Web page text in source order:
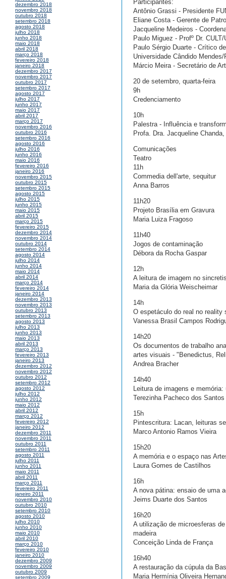
dezembro 2018
novembro 2018
outubro 2018
setembro 2018
agosto 2018
julho 2018
junho 2018
maio 2018
abril 2018
março 2018
fevereiro 2018
janeiro 2018
dezembro 2017
novembro 2017
outubro 2017
setembro 2017
agosto 2017
julho 2017
junho 2017
maio 2017
abril 2017
março 2017
novembro 2016
outubro 2016
setembro 2016
agosto 2016
julho 2016
junho 2016
maio 2016
fevereiro 2016
janeiro 2016
novembro 2015
outubro 2015
setembro 2015
agosto 2015
julho 2015
junho 2015
maio 2015
abril 2015
março 2015
fevereiro 2015
dezembro 2014
novembro 2014
outubro 2014
setembro 2014
agosto 2014
julho 2014
junho 2014
maio 2014
abril 2014
março 2014
fevereiro 2014
janeiro 2014
dezembro 2013
novembro 2013
outubro 2013
setembro 2013
agosto 2013
julho 2013
junho 2013
maio 2013
abril 2013
março 2013
fevereiro 2013
janeiro 2013
dezembro 2012
novembro 2012
outubro 2012
setembro 2012
agosto 2012
julho 2012
junho 2012
maio 2012
abril 2012
março 2012
fevereiro 2012
janeiro 2012
dezembro 2011
novembro 2011
outubro 2011
setembro 2011
agosto 2011
julho 2011
junho 2011
maio 2011
abril 2011
março 2011
fevereiro 2011
janeiro 2011
novembro 2010
outubro 2010
setembro 2010
agosto 2010
julho 2010
junho 2010
maio 2010
abril 2010
março 2010
fevereiro 2010
janeiro 2010
dezembro 2009
novembro 2009
outubro 2009
setembro 2009
Participantes:
Antônio Grassi - Presidente
Eliane Costa - Gerente de
Jacqueline Medeiros -
Paulo Miguez - Profº Dr.
Paulo Sérgio Duarte - Crítico
Universidade Cândido Mendes/
Márcio Meira - Secretário de
20 de setembro, quarta-feira
9h
Credenciamento
10h
Palestra - Influência e
Profa. Dra. Jacqueline
Comunicações
Teatro
11h
Commedia dell'arte, sequitur
Anna Barros
11h20
Projeto Brasília em Gravura
Maria Luiza Fragoso
11h40
Jogos de contaminação
Débora da Rocha Gaspar
12h
A leitura de imagem no
Maria da Glória Weischeimar
14h
O espetáculo do real no reality
Vanessa Brasil Campos
14h20
Os documentos de trabalho
artes visuais - "Benedictus,
Andrea Bracher
14h40
Leitura de imagens e
Terezinha Pacheco dos Santos
15h
Pintescritura: Lacan, leituras
Marco Antonio Ramos Vieira
15h20
A memória e o espaço nas
Laura Gomes de Castilhos
16h
A nova pátina: ensaio de uma
Jeims Duarte dos Santos
16h20
A utilização de microesferas
madeira
Conceição Linda de França
16h40
A restauração da cúpula da
Maria Hermínia Oliveira